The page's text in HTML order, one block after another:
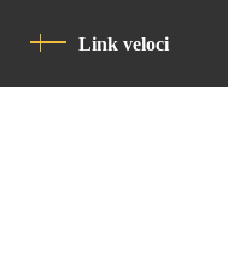
Link veloci